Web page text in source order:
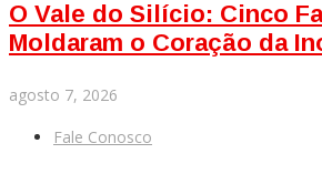
O Vale do Silício: Cinco
Moldaram o Coração da
agosto 7, 2026
Fale Conosco